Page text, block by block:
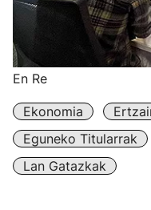
En Re
Ekonomia
Eguneko Titularrak
Lan Gatazkak